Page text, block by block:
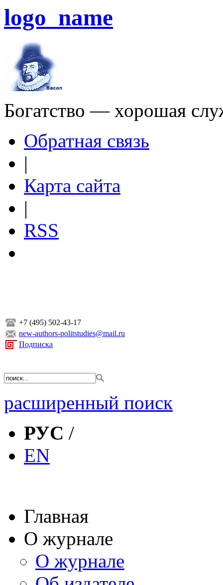
logo_name
Богатство — хорошая
Обратная связь
|
Карта сайта
|
RSS
+7 (495) 502-43-17
new-authors-politstudies@mail.ru
Подписка
расширенный поиск
РУС /
EN
Главная
О журнале
О журнале